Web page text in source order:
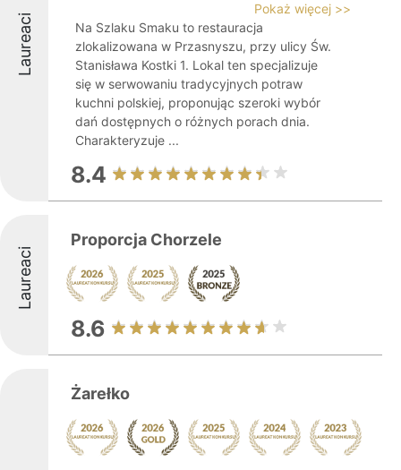
Laureaci
Pokaż więcej >>
Na Szlaku Smaku to restauracja
zlokalizowana w Przasnyszu, przy ulicy Św.
Stanisława Kostki 1. Lokal ten specjalizuje
się w serwowaniu tradycyjnych potraw
kuchni polskiej, proponując szeroki wybór
dań dostępnych o różnych porach dnia.
Charakteryzuje ...
8.4
Laureaci
Proporcja Chorzele
8.6
Żarełko